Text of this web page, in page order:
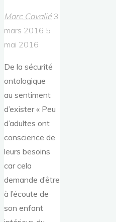
Marc Cavalié 3
mars 2016 5
mai 2016
De la sécurité
ontologique
au sentiment
d’exister « Peu
d’adultes ont
conscience de
leurs besoins
car cela
demande d’être
à l’écoute de
son enfant